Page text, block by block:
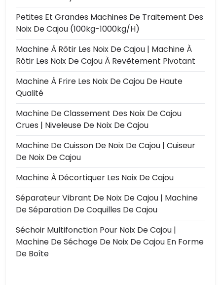
Petites Et Grandes Machines De Traitement Des
Noix De Cajou (100kg-1000kg/h)
Machine À Rôtir Les Noix De Cajou | Machine À
Rôtir Les Noix De Cajou À Revêtement Pivotant
Machine À Frire Les Noix De Cajou De Haute
Qualité
Machine De Classement Des Noix De Cajou
Crues | Niveleuse De Noix De Cajou
Machine De Cuisson De Noix De Cajou | Cuiseur
De Noix De Cajou
Machine À Décortiquer Les Noix De Cajou
Séparateur Vibrant De Noix De Cajou | Machine
De Séparation De Coquilles De Cajou
Séchoir Multifonction Pour Noix De Cajou |
Machine De Séchage De Noix De Cajou En Forme
De Boîte